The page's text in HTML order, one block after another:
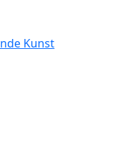
Kunst